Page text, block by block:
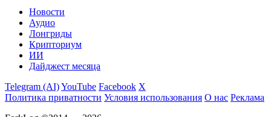
Новости
Аудио
Лонгриды
Крипториум
ИИ
Дайджест месяца
Telegram (AI)YouTube Facebook X
Политика приватности Условия использования О нас Реклама